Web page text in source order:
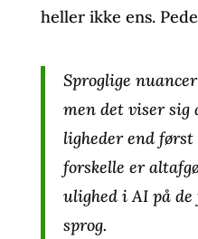
heller ikke ens.
Sproglige
men det viser sig
ligheder end
forskelle er
ulighed i AI på
sprog.